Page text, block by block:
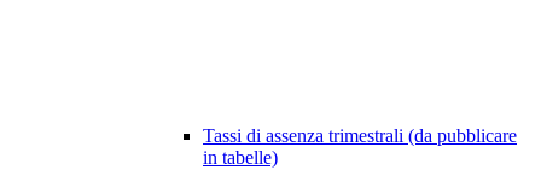
Tassi di assenza trimestrali (da pubblicare
in tabelle)